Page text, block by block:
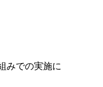
みでの実施に